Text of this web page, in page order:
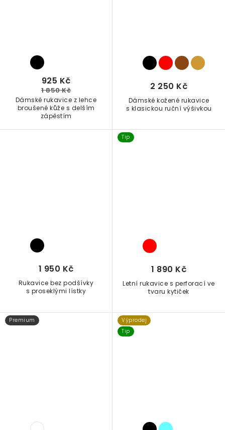
Dámské rukavice z lehce
broušené kůže s delším
zápěstím
925 Kč
1 850 Kč
Dámské kožené rukavice
s klasickou ruční výšivkou
2 250 Kč
Rukavice bez podšívky
s proseklými lístky
1 950 Kč
Letní rukavice s perforací ve
tvaru kytiček
Tip
1 890 Kč
Premium
Výprodej
Tip